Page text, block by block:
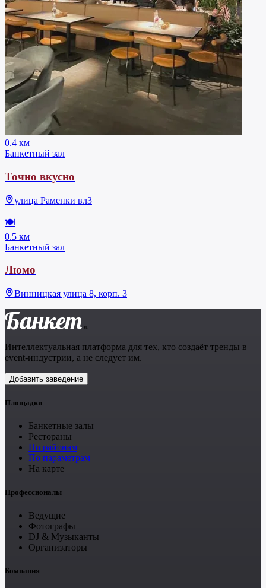
0.4 км
Банкетный зал
Точно вкусно
улица Раменки вл3
🍽
0.5 км
Банкетный зал
Люмо
Винницкая улица 8, корп. 3
Банкет .ru
Интеллектуальная платформа для тех, кто создаёт тренды в
event-индустрии, а не следует им.
Добавить заведение
Площадки
Банкетные залы
Рестораны
По районам
По параметрам
На карте
Профессионалы
Ведущие
Фотографы
DJ & Музыканты
Организаторы
Компания